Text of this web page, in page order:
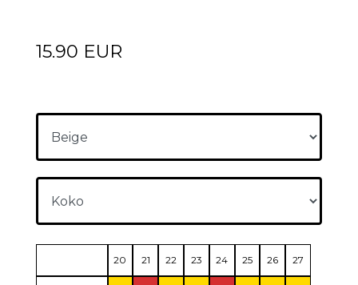
15.90 EUR
20 21 22 23 24 25 26 27